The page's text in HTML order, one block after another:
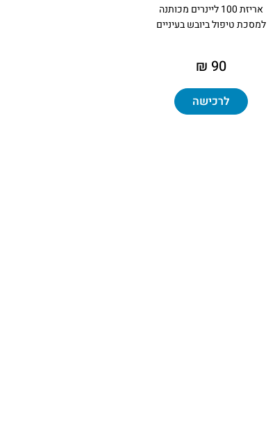
אריזת 100 ליינרים מכותנה
למסכת טיפול ביובש בעיניים
90 ₪
לרכישה